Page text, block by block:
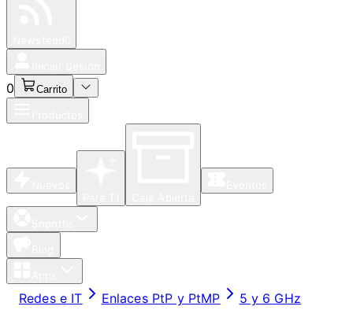
0 Carrito
Redes e IT Enlaces PtP y PtMP 5 y 6 GHz